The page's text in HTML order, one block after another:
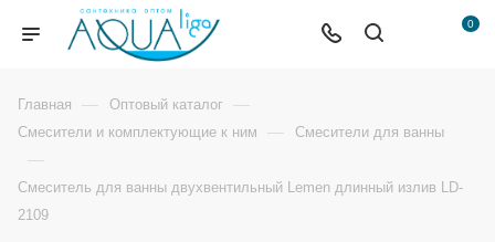
0
Главная — Оптовый каталог —
Смесители и комплектующие к ним — Смесители для ванны
—
Смеситель для ванны двухвентильный Lemen длинный излив LD-
2109